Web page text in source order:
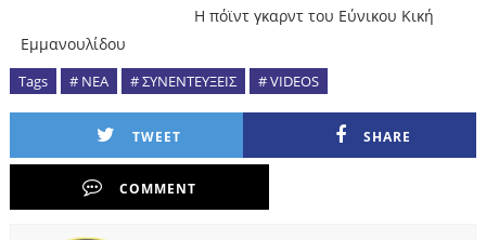
H πόϊντ γκαρντ του Εύνικου Κική
Εμμανουλίδου
Tags # ΝΕΑ # ΣΥΝΕΝΤΕΥΞΕΙΣ # VIDEOS
TWEET SHARE
COMMENT